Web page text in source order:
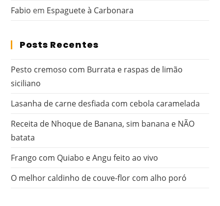
Fabio em Espaguete à Carbonara
Posts Recentes
Pesto cremoso com Burrata e raspas de limão
siciliano
Lasanha de carne desfiada com cebola caramelada
Receita de Nhoque de Banana, sim banana e NÃO
batata
Frango com Quiabo e Angu feito ao vivo
O melhor caldinho de couve-flor com alho poró